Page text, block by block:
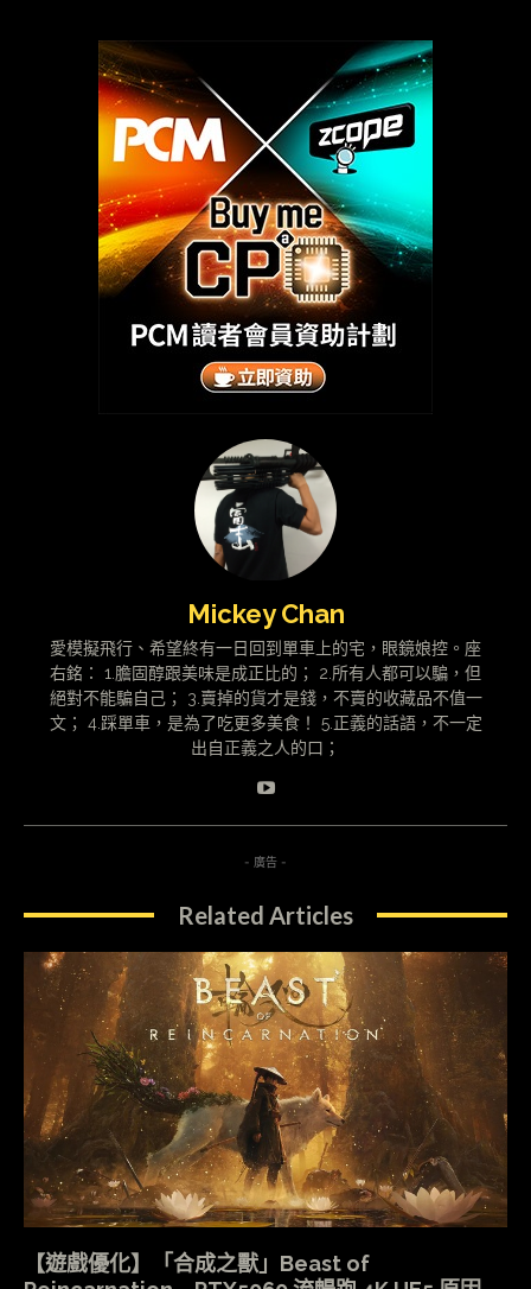
Mickey Chan
愛模擬飛行、希望終有一日回到單車上的宅，眼鏡娘控。座
右銘： 1.膽固醇跟美味是成正比的； 2.所有人都可以騙，但
絕對不能騙自己； 3.賣掉的貨才是錢，不賣的收藏品不值一
文； 4.踩單車，是為了吃更多美食！ 5.正義的話語，不一定
出自正義之人的口；
- 廣告 -
Related Articles
【遊戲優化】「合成之獸」Beast of